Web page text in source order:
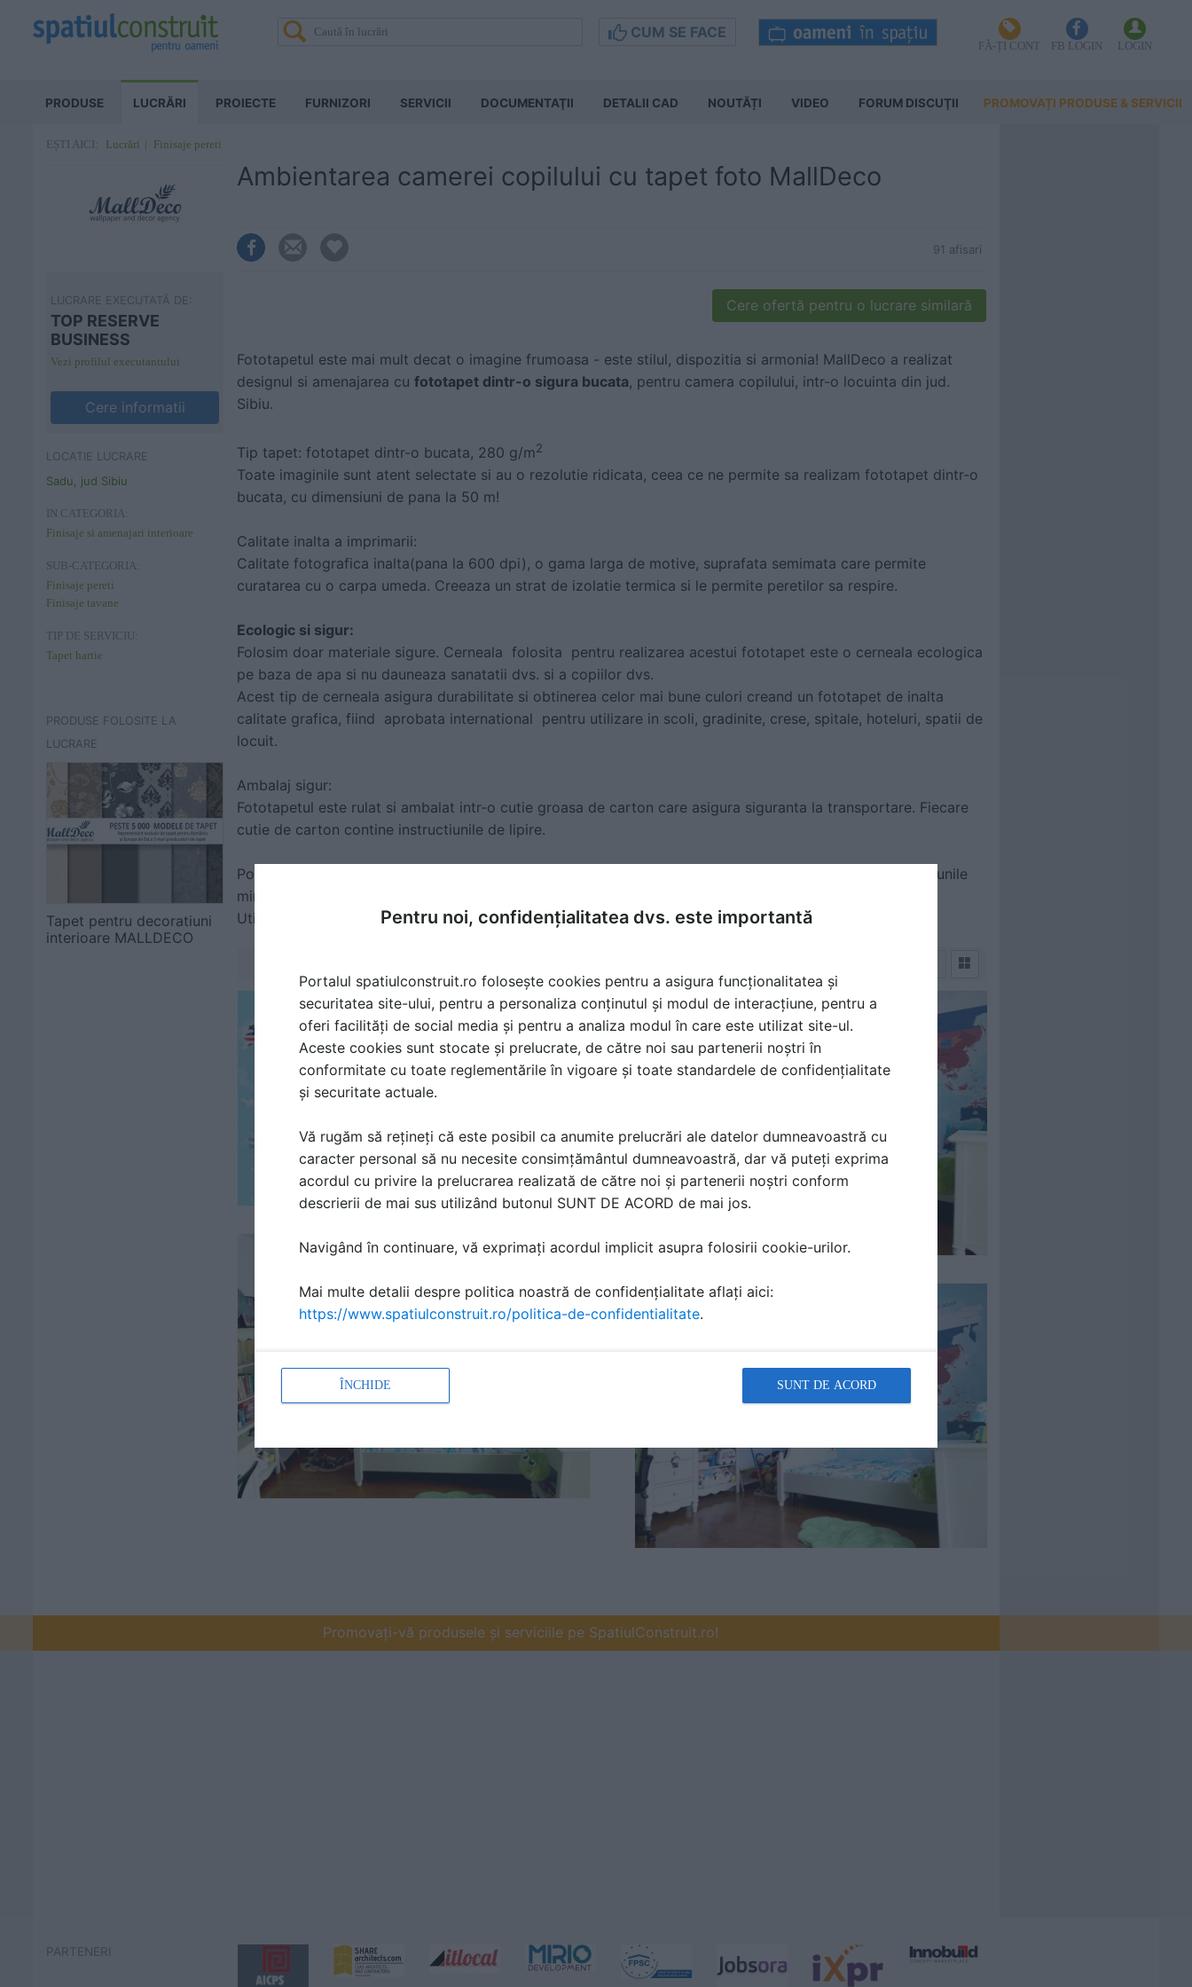
CUM SE FACE
FĂ-ȚI CONT FB LOGIN LOGIN
PRODUSE LUCRĂRI PROIECTE FURNIZORI SERVICII DOCUMENTAŢII DETALII CAD NOUTĂȚI VIDEO FORUM DISCUŢII PROMOVAȚI PRODUSE & SERVICII
EȘTI AICI: Lucrări Finisaje pereti
LUCRARE EXECUTATĂ DE:
TOP RESERVE
BUSINESS
Vezi profilul executantului
Cere informatii
LOCATIE LUCRARE
Sadu, jud Sibiu
IN CATEGORIA:
Finisaje si amenajari interioare
SUB-CATEGORIA:
Finisaje pereti
Finisaje tavane
TIP DE SERVICIU:
Tapet hartie
PRODUSE FOLOSITE LA
LUCRARE
Tapet pentru decoratiuni
interioare MALLDECO
Ambientarea camerei copilului cu tapet foto MallDeco
91 afisari
Cere ofertă pentru o lucrare similară
Fototapetul este mai mult decat o imagine frumoasa - este stilul, dispozitia si armonia! MallDeco a realizat
designul si amenajarea cu fototapet dintr-o sigura bucata, pentru camera copilului, intr-o locuinta din jud.
Sibiu.
Tip tapet: fototapet dintr-o bucata, 280 g/m2
Toate imaginile sunt atent selectate si au o rezolutie ridicata, ceea ce ne permite sa realizam fototapet dintr-o
bucata, cu dimensiuni de pana la 50 m!
Calitate inalta a imprimarii:
Calitate fotografica inalta(pana la 600 dpi), o gama larga de motive, suprafata semimata care permite
curatarea cu o carpa umeda. Creeaza un strat de izolatie termica si le permite peretilor sa respire.
Ecologic si sigur:
Folosim doar materiale sigure. Cerneala folosita pentru realizarea acestui fototapet este o cerneala ecologica
pe baza de apa si nu dauneaza sanatatii dvs. si a copiilor dvs.
Acest tip de cerneala asigura durabilitate si obtinerea celor mai bune culori creand un fototapet de inalta
calitate grafica, fiind aprobata international pentru utilizare in scoli, gradinite, crese, spitale, hoteluri, spatii de
locuit.
Ambalaj sigur:
Fototapetul este rulat si ambalat intr-o cutie groasa de carton care asigura siguranta la transportare. Fiecare
cutie de carton contine instructiunile de lipire.
Poate fi montat in orice camera. Fototapetul este rezistent la umiditate si zgarieturi. Ascunde imperfectiunile
minore a peretelui. Creeaza un strat de izolatie termica, permite pereților sa respire.
Utilizam doar cerneala ecologica inodora!
Promovați-vă produsele și serviciile pe SpatiulConstruit.ro!
PARTENERI
Pentru noi, confidențialitatea dvs. este importantă
Portalul spatiulconstruit.ro folosește cookies pentru a asigura funcționalitatea și
securitatea site-ului, pentru a personaliza conținutul și modul de interacțiune, pentru a
oferi facilități de social media și pentru a analiza modul în care este utilizat site-ul.
Aceste cookies sunt stocate și prelucrate, de către noi sau partenerii noștri în
conformitate cu toate reglementările în vigoare și toate standardele de confidențialitate
și securitate actuale.
Vă rugăm să rețineți că este posibil ca anumite prelucrări ale datelor dumneavoastră cu
caracter personal să nu necesite consimțământul dumneavoastră, dar vă puteți exprima
acordul cu privire la prelucrarea realizată de către noi și partenerii noștri conform
descrierii de mai sus utilizând butonul SUNT DE ACORD de mai jos.
Navigând în continuare, vă exprimați acordul implicit asupra folosirii cookie-urilor.
Mai multe detalii despre politica noastră de confidențialitate aflați aici:
https://www.spatiulconstruit.ro/politica-de-confidentialitate.
ÎNCHIDE SUNT DE ACORD